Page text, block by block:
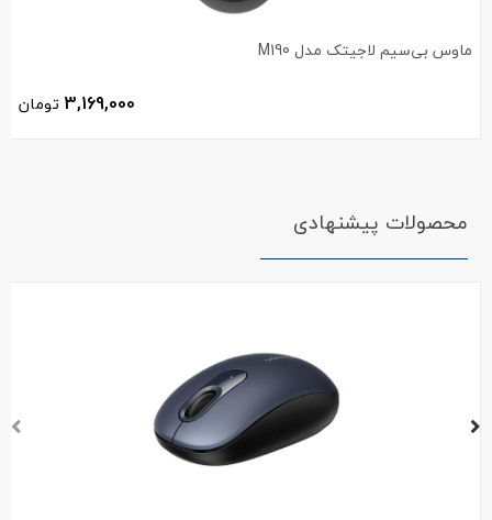
ماوس بی‌سیم لاجیتک مدل M190
3,169,000 تومان
محصولات پیشنهادی